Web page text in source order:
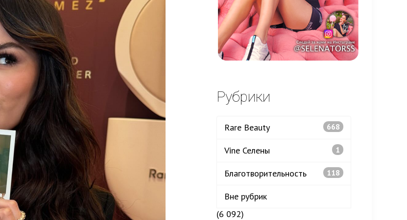
Рубрики
Rare Beauty 668
Vine Селены 1
Благотворительность 118
Вне рубрик
(6 092)